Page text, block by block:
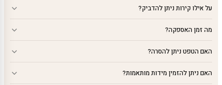
על אילו קירות ניתן להדביק?
מה זמן האספקה?
האם הטפט ניתן להסרה?
האם ניתן להזמין מידות מותאמות?